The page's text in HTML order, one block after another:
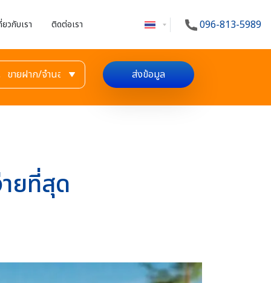
ยวกับเรา ติดต่อเรา 096-813-5989
ส่งข้อมูล
ยที่สุด